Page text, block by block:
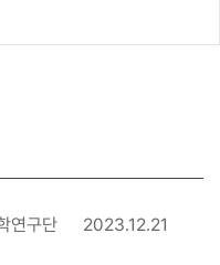
연구단 2023.12.21